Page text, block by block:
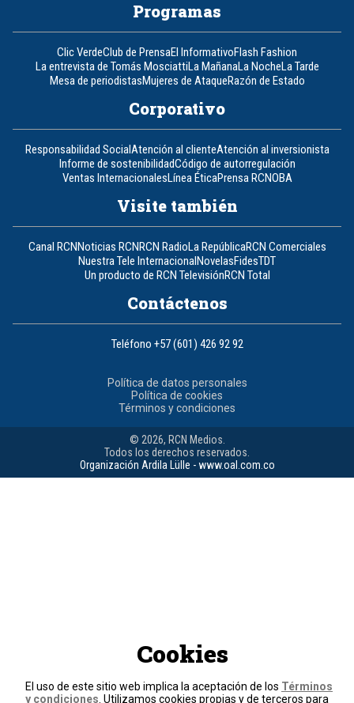
Programas
Clic VerdeClub de PrensaEl InformativoFlash Fashion
La entrevista de Tomás MosciattiLa MañanaLa NocheLa Tarde
Mesa de periodistasMujeres de AtaqueRazón de Estado
Corporativo
Responsabilidad SocialAtención al clienteAtención al inversionista
Informe de sostenibilidadCódigo de autorregulación
Ventas InternacionalesLínea ÉticaPrensa RCNOBA
Visite también
Canal RCNNoticias RCNRCN RadioLa RepúblicaRCN Comerciales
Nuestra Tele InternacionalNovelasFidesTDT
Un producto de RCN TelevisiónRCN Total
Contáctenos
Teléfono +57 (601) 426 92 92
Política de datos personales
Política de cookies
Términos y condiciones
© 2026, RCN Medios.
Todos los derechos reservados.
Organización Ardila Lülle - www.oal.com.co
Cookies
El uso de este sitio web implica la aceptación de los Términos
y condiciones . Utilizamos cookies propias y de terceros para